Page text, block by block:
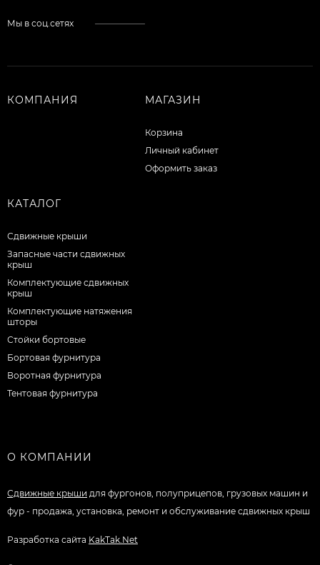
Мы в соц.сетях
КОМПАНИЯ МАГАЗИН
Корзина
Личный кабинет
Оформить заказ
КАТАЛОГ
Сдвижные крыши
Запасные части сдвижных
крыш
Комплектующие сдвижных
крыш
Комплектующие натяжения
шторы
Стойки бортовые
Бортовая фурнитура
Воротная фурнитура
Тентовая фурнитура
О КОМПАНИИ
Сдвижные крыши для фургонов, полуприцепов, грузовых машин и
фур - продажа, установка, ремонт и обслуживание сдвижных крыш
Разработка сайта KakTak.Net